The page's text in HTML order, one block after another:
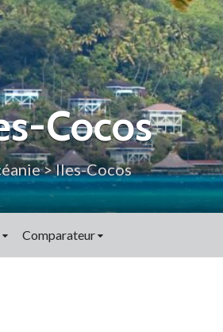
Cocos
>Iles-Cocos
Comparateur